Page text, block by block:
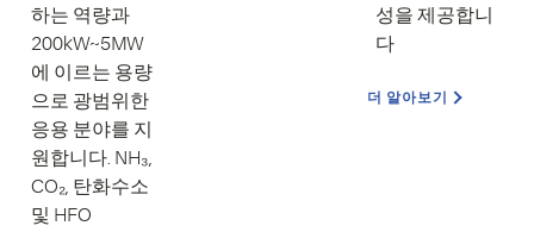
하는 역량과
200kW~5MW
에 이르는 용량
으로 광범위한
응용 분야를 지
원합니다. NH₃,
CO₂, 탄화수소
및 HFO
성을 제공합니
다
더 알아보기